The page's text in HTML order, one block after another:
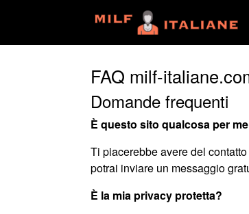
FAQ milf-
Domande frequenti
È questo sito qualcosa per
Ti piacerebbe avere del
potrai inviare un messaggio
È la mia privacy protetta?